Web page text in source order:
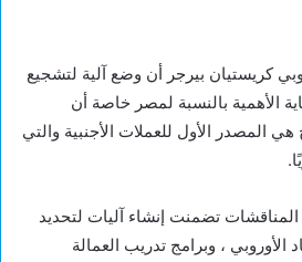
كريستيان بيرجر أن وضع آلية لتشجيع
الأهمية بالنسبة لمصر خاصة أن
المصدر الأول للعملات الأجنبية والتي
تضمنت إنشاء آليات لتحديد
الأوروبي ، وبرامج تدريب العمالة